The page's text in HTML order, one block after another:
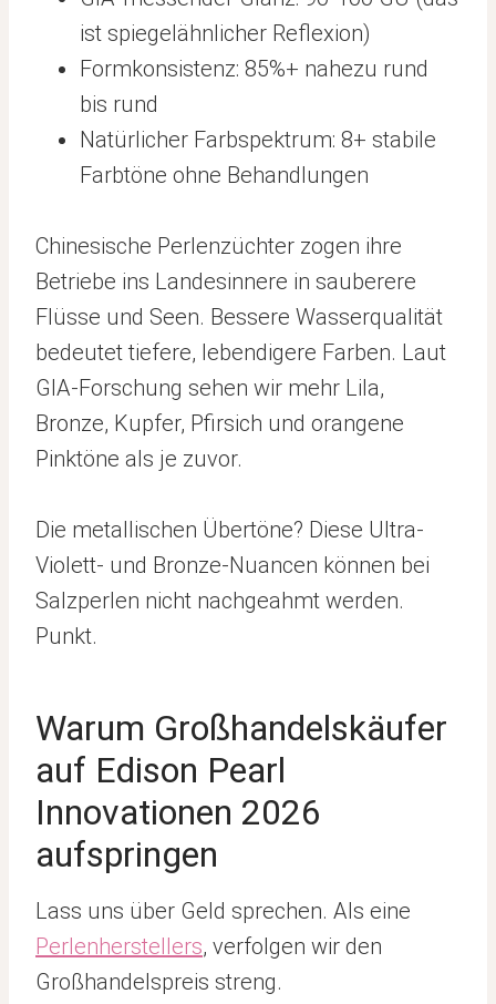
ist spiegelähnlicher Reflexion)
Formkonsistenz: 85%+ nahezu rund
bis rund
Natürlicher Farbspektrum: 8+ stabile
Farbtöne ohne Behandlungen
Chinesische Perlenzüchter zogen ihre
Betriebe ins Landesinnere in sauberere
Flüsse und Seen. Bessere Wasserqualität
bedeutet tiefere, lebendigere Farben. Laut
GIA-Forschung sehen wir mehr Lila,
Bronze, Kupfer, Pfirsich und orangene
Pinktöne als je zuvor.
Die metallischen Übertöne? Diese Ultra-
Violett- und Bronze-Nuancen können bei
Salzperlen nicht nachgeahmt werden.
Punkt.
Warum Großhandelskäufer
auf Edison Pearl
Innovationen 2026
aufspringen
Lass uns über Geld sprechen. Als eine
Perlenherstellers, verfolgen wir den
Großhandelspreis streng.